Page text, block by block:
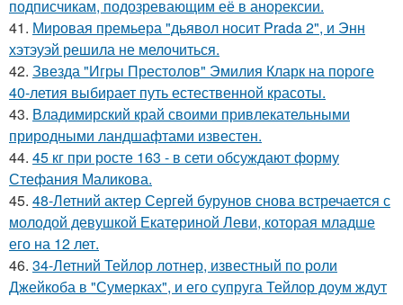
подписчикам, подозревающим её в анорексии.
41. Мировая премьера "дьявол носит Prada 2", и Энн
хэтэуэй решила не мелочиться.
42. Звезда "Игры Престолов" Эмилия Кларк на пороге
40-летия выбирает путь естественной красоты.
43. Владимирский край своими привлекательными
природными ландшафтами известен.
44. 45 кг при росте 163 - в сети обсуждают форму
Стефания Маликова.
45. 48-Летний актер Сергей бурунов снова встречается с
молодой девушкой Екатериной Леви, которая младше
его на 12 лет.
46. 34-Летний Тейлор лотнер, известный по роли
Джейкоба в "Сумерках", и его супруга Тейлор доум ждут